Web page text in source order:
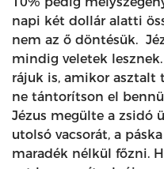
napi két dollár alatti
nem az ő döntésük.
mindig veletek
rájuk is, amikor asztalt
ne tántorítson el
Jézus megülte a zsidó
utolsó vacsorát, a
maradék nélkül főzni.